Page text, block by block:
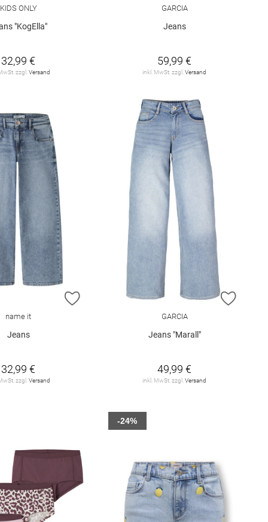
KIDS ONLY
"KogElla"
32,99 €
zzgl.Versand
GARCIA
Jeans
59,99 €
inkl. MwSt. zzgl.Versand
HINZUFÜGEN ZUR WUNSCHLISTE HINZUFÜGEN
name it
Jeans
32,99 €
zzgl.Versand
ZUR
GARCIA
Jeans "Marall"
49,99 €
inkl. MwSt. zzgl.Versand
-24%